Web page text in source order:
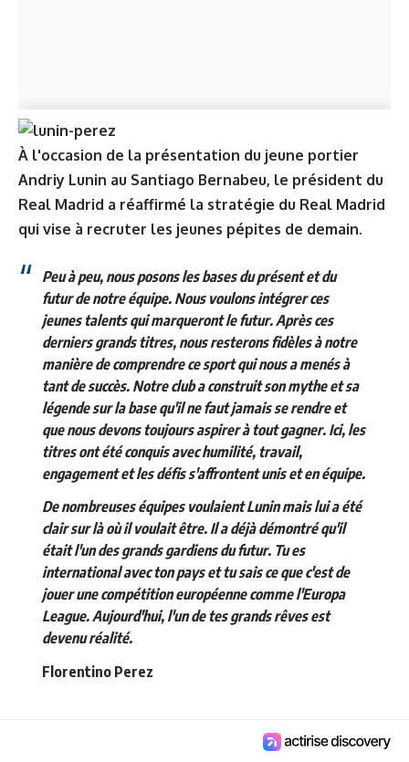
À l'occasion de la présentation du jeune portier
Andriy Lunin au Santiago Bernabeu, le président du
Real Madrid a réaffirmé la stratégie du Real Madrid
qui vise à recruter les jeunes pépites de demain.
Peu à peu, nous posons les bases du présent et du
futur de notre équipe. Nous voulons intégrer ces
jeunes talents qui marqueront le futur. Après ces
derniers grands titres, nous resterons fidèles à notre
manière de comprendre ce sport qui nous a menés à
tant de succès. Notre club a construit son mythe et sa
légende sur la base qu'il ne faut jamais se rendre et
que nous devons toujours aspirer à tout gagner. Ici, les
titres ont été conquis avec humilité, travail,
engagement et les défis s'affrontent unis et en équipe.
De nombreuses équipes voulaient Lunin mais lui a été
clair sur là où il voulait être. Il a déjà démontré qu'il
était l'un des grands gardiens du futur. Tu es
international avec ton pays et tu sais ce que c'est de
jouer une compétition européenne comme l'Europa
League. Aujourd'hui, l'un de tes grands rêves est
devenu réalité.
Florentino Perez